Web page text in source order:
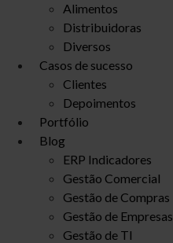
Alimentos
Distribuidoras
Diversos
Casos de sucesso
Clientes
Depoimentos
Portfólio
Blog
ERP Indicadores
Gestão Comercial
Gestão de Compras
Gestão de Empresas
Gestão de TI